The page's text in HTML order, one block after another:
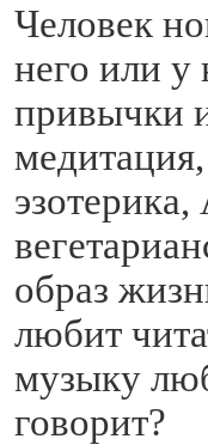
Человек
него или у
привычки
образ
любит
музыку
говорит?